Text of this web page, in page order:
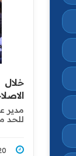
مدير
للحد